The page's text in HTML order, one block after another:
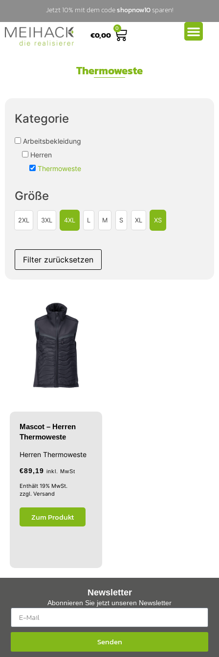
Jetzt 10% mit dem codeshopnow10sparen!
€0,00
0
Thermoweste
Kategorie
Arbeitsbekleidung
Herren
Thermoweste
Größe
2XL 3XL 4XL L M S XL XS
Filter zurücksetzen
Mascot – Herren
Thermoweste
Herren Thermoweste
€89,19 inkl. MwSt
Enthält 19% MwSt.
zzgl. Versand
Zum Produkt
Newsletter
Abonnieren Sie jetzt unseren Newsletter
Senden